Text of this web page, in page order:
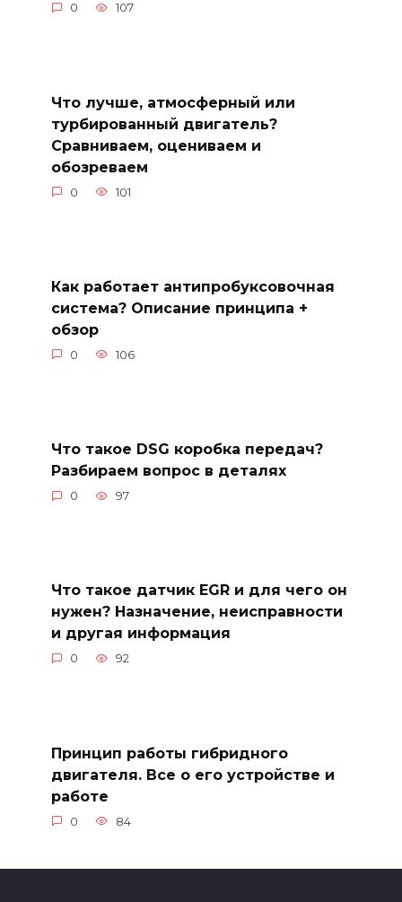
0 107
Что лучше, атмосферный или
турбированный двигатель?
Сравниваем, оцениваем и
обозреваем
0 101
Как работает антипробуксовочная
система? Описание принципа +
обзор
0 106
Что такое DSG коробка передач?
Разбираем вопрос в деталях
0 97
Что такое датчик EGR и для чего он
нужен? Назначение, неисправности
и другая информация
0 92
Принцип работы гибридного
двигателя. Все о его устройстве и
работе
0 84